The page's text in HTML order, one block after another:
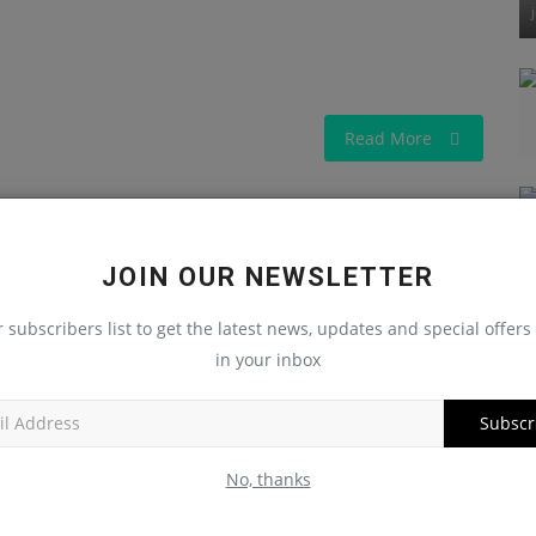
JOIN OUR NEWSLETTER
subscribers list to get the latest news, updates and special
in your inbox
No, thanks
Read More
Banque centrale de Guinée : le syndicat accuse la
direction d’« étouffer » l’institution